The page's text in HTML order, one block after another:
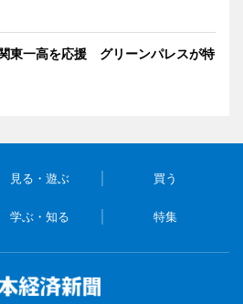
東一高を応援 グリーンパレスが特
見る・遊ぶ 買う
学ぶ・知る 特集